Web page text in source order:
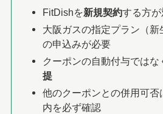
FitDishを新規契約する方が
大阪ガスの指定プラン（
の申込みが必要
クーポンの自動付与ではな
提
他のクーポンとの併用可否
内を必ず確認